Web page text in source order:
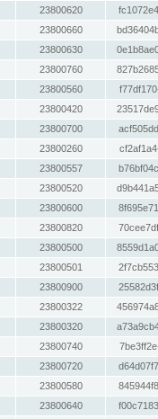
23800620
23800660
23800630
23800760
23800560
23800420
23800700
23800260
23800557
23800520
23800600
23800820
23800500
23800501
23800900
23800322
23800320
23800740
23800720
23800580
23800640